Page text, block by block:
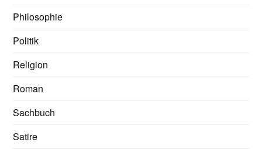
Philosophie
Politik
Religion
Roman
Sachbuch
Satire